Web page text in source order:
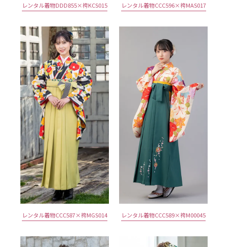
レンタル着物DDD855×袴KCS015 レンタル着物CCC596×袴MAS017
レンタル着物CCC587×袴MGS014 レンタル着物CCC589×袴M00045